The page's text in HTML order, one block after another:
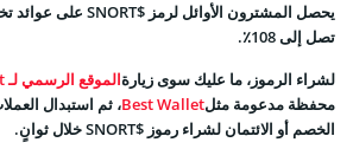
تصل إلى 108٪.
لشراء الرموز، ما عليك سوى زيارةالموقع الرسمي لـ Snorter Bot
محفظة مدعومة مثلBest Wallet، ثم استبدال
الخصم أو الائتمان لشراء رموز $SNORT خلال ثوانٍ.